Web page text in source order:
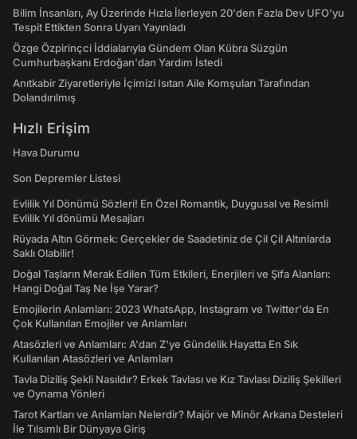
Bilim İnsanları, Ay Üzerinde Hızla İlerleyen 20'den Fazla Dev UFO'yu
Tespit Ettikten Sonra Uyarı Yayınladı
Özge Özpirinçci İddialarıyla Gündem Olan Kübra Süzgün
Cumhurbaşkanı Erdoğan'dan Yardım İstedi
Anıtkabir Ziyaretleriyle İçimizi Isıtan Aile Komşuları Tarafından
Dolandırılmış
Hızlı Erişim
Hava Durumu
Son Depremler Listesi
Evlilik Yıl Dönümü Sözleri! En Özel Romantik, Duygusal ve Resimli
Evlilik Yıl dönümü Mesajları
Rüyada Altın Görmek: Gerçekler de Saadetiniz de Çil Çil Altınlarda
Saklı Olabilir!
Doğal Taşların Merak Edilen Tüm Etkileri, Enerjileri ve Şifa Alanları:
Hangi Doğal Taş Ne İşe Yarar?
Emojilerin Anlamları: 2023 WhatsApp, Instagram ve Twitter'da En
Çok Kullanılan Emojiler ve Anlamları
Atasözleri ve Anlamları: A'dan Z'ye Gündelik Hayatta En Sık
Kullanılan Atasözleri ve Anlamları
Tavla Diziliş Şekli Nasıldır? Erkek Tavlası ve Kız Tavlası Diziliş Şekilleri
ve Oynama Yönleri
Tarot Kartları ve Anlamları Nelerdir? Majör ve Minör Arkana Desteleri
İle Tılsımlı Bir Dünyaya Giriş